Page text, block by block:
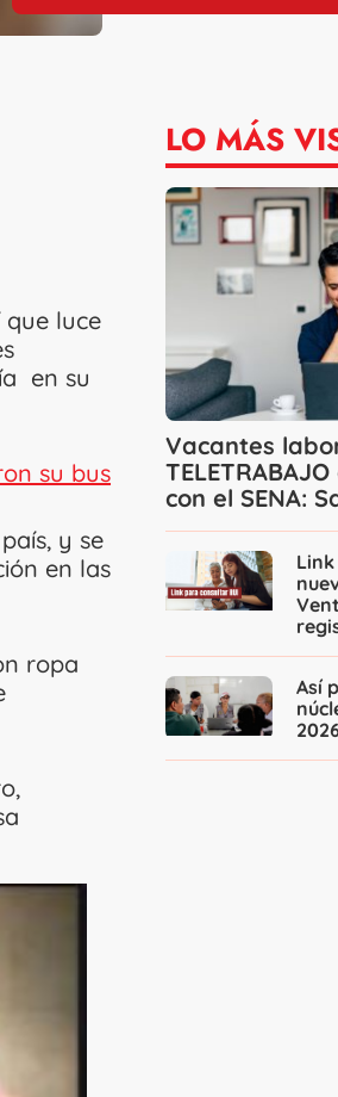
luce
en su
su bus
y se
en las
ropa
LO MÁS
Vacantes
con el SENA:
Así